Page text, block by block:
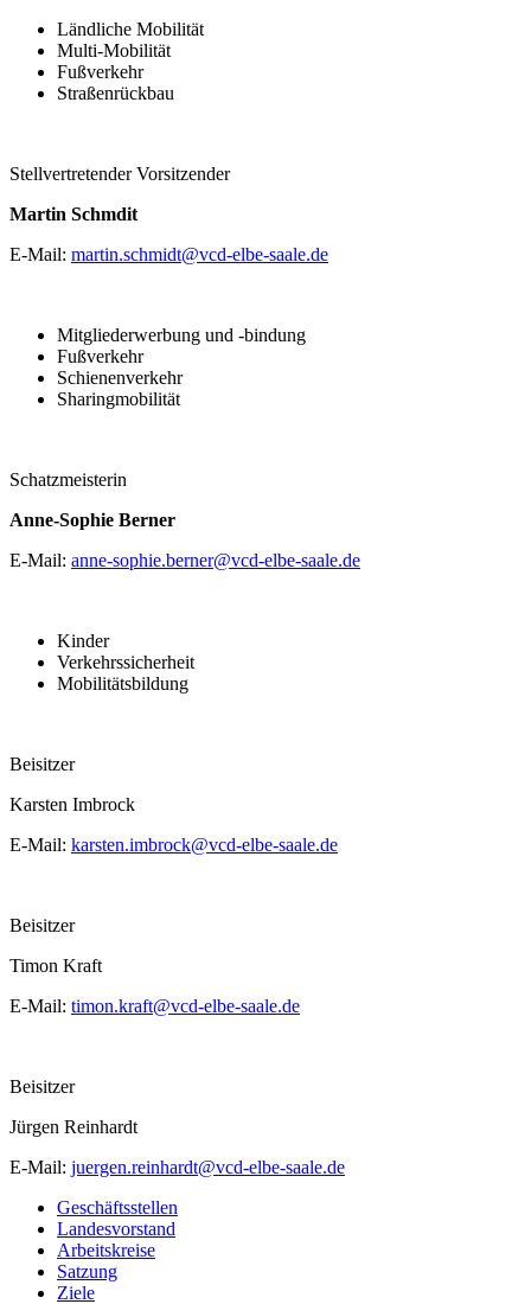
Ländliche Mobilität
Multi-Mobilität
Fußverkehr
Straßenrückbau
Stellvertretender Vorsitzender
Martin Schmdit
E-Mail: martin.schmidt@vcd-elbe-saale.de
Mitgliederwerbung und -bindung
Fußverkehr
Schienenverkehr
Sharingmobilität
Schatzmeisterin
Anne-Sophie Berner
E-Mail: anne-sophie.berner@vcd-elbe-saale.de
Kinder
Verkehrssicherheit
Mobilitätsbildung
Beisitzer
Karsten Imbrock
E-Mail: karsten.imbrock@vcd-elbe-saale.de
Beisitzer
Timon Kraft
E-Mail: timon.kraft@vcd-elbe-saale.de
Beisitzer
Jürgen Reinhardt
E-Mail: juergen.reinhardt@vcd-elbe-saale.de
Geschäftsstellen
Landesvorstand
Arbeitskreise
Satzung
Ziele